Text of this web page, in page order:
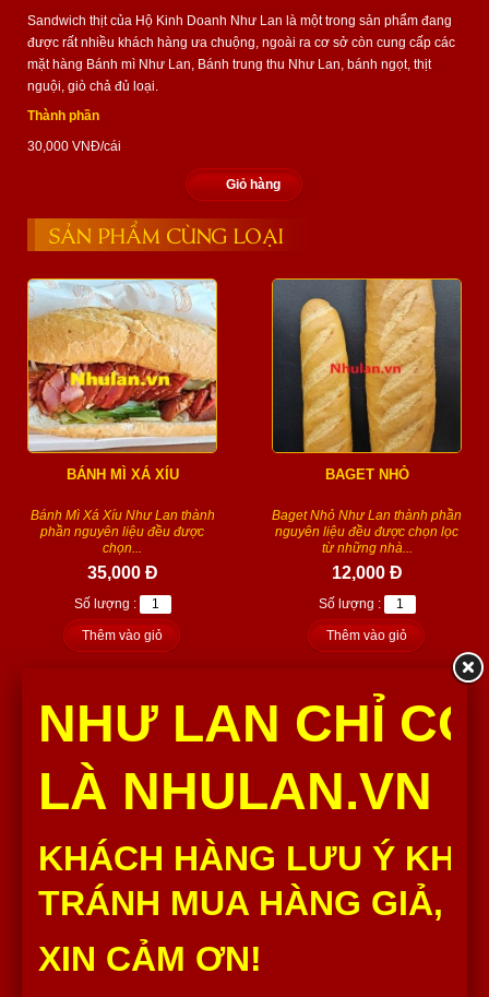
Sandwich thịt của Hộ Kinh Doanh Như Lan là một trong sản phẩm đang
được rất nhiều khách hàng ưa chuộng, ngoài ra cơ sở còn cung cấp các
mặt hàng Bánh mì Như Lan, Bánh trung thu Như Lan, bánh ngọt, thịt
nguội, giò chả đủ loại.
Thành phần
30,000 VNĐ/cái
Giỏ hàng
SẢN PHẨM CÙNG LOẠI
BÁNH MÌ XÁ XÍU
Bánh Mì Xá Xíu Như Lan thành
phần nguyên liệu đều được
chọn...
35,000 Đ
Số lượng :
Thêm vào giỏ
BAGET NHỎ
Baget Nhỏ Như Lan thành phần
nguyên liệu đều được chọn lọc
từ những nhà...
12,000 Đ
Số lượng :
Thêm vào giỏ
BAGET LỚN
nguyên liệu đều được chọn lọc
từ những nhà...
CUA KẸP CHẢ LỤA
NHƯ LAN CHỈ
LÀ NHULAN.VN
KHÁCH HÀNG LƯU Ý
TRÁNH MUA HÀNG GIẢ,
XIN CẢM ƠN!